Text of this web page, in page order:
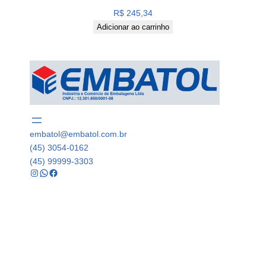
R$ 245,34
Adicionar ao carrinho
embatol@embatol.com.br
(45) 3054-0162
(45) 99999-3303
Instagram WhatsApp Facebook